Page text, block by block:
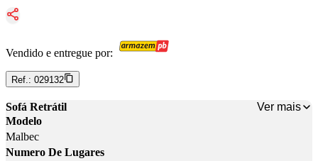
Vendido e entregue por:
Ref.: 029132
Sofá Retrátil
Ver mais
Modelo
Malbec
Numero De Lugares